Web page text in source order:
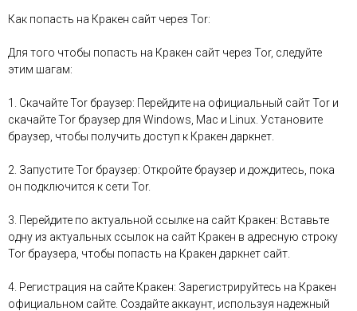
Как попасть на Кракен сайт через Tor:
Для того чтобы попасть на Кракен сайт через Tor, следуйте
этим шагам:
1. Скачайте Tor браузер: Перейдите на официальный сайт Tor и
скачайте Tor браузер для Windows, Mac и Linux. Установите
браузер, чтобы получить доступ к Кракен даркнет.
2. Запустите Tor браузер: Откройте браузер и дождитесь, пока
он подключится к сети Tor.
3. Перейдите по актуальной ссылке на сайт Кракен: Вставьте
одну из актуальных ссылок на сайт Кракен в адресную строку
Tor браузера, чтобы попасть на Кракен даркнет сайт.
4. Регистрация на сайте Кракен: Зарегистрируйтесь на Кракен
официальном сайте. Создайте аккаунт, используя надежный